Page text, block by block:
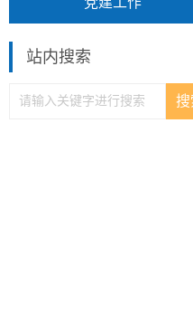
站内搜索